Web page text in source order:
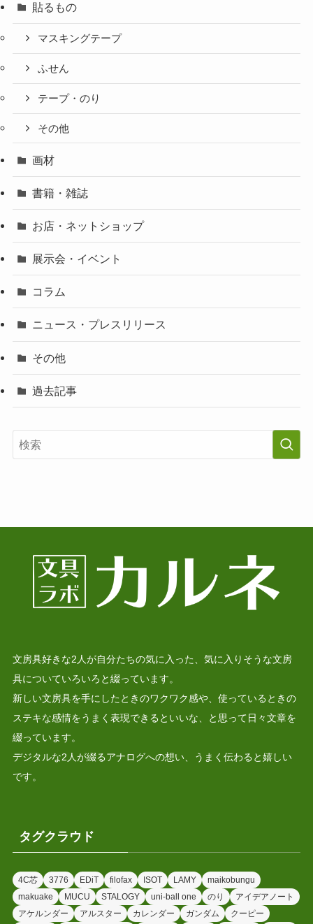
貼るもの
マスキングテープ
ふせん
テープ・のり
その他
画材
書籍・雑誌
お店・ネットショップ
展示会・イベント
コラム
ニュース・プレスリリース
その他
過去記事
文房具好きな2人が自分たちの気に入った、気に入りそうな文房
具についていろいろと綴っています。
新しい文房具を手にしたときのワクワク感や、使っているときの
ステキな感情をうまく表現できるといいな、と思って日々文章を
綴っています。
デジタルな2人が綴るアナログへの想い、うまく伝わると嬉しい
です。
タグクラウド
4C芯 3776 EDiT filofax ISOT LAMY
maikobungu
makuake
MUCU STALOGY uni-ball one のり
アイデアノート
アケルンダー
アルスター カレンダー ガンダム クーピー